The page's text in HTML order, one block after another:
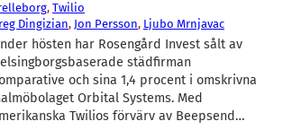
, Twilio
Dingizian, Jon Persson, Ljubo Mrnjavac
hösten har Rosengård Invest sålt av
städfirman
och sina 1,4 procent i omskrivna
Orbital Systems. Med
Twilios förvärv av Beepsend…